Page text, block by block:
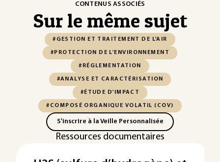
CONTENUS ASSOCIÉS
Sur le même sujet
#GESTION ET TRAITEMENT DE L'AIR
#PROTECTION DE L'ENVIRONNEMENT
#RÉGLEMENTATION
#ANALYSE ET CARACTÉRISATION
#ÉTUDE D'IMPACT
#COMPOSÉ ORGANIQUE VOLATIL (COV)
S'inscrire à la Veille Personnalisée
Ressources documentaires